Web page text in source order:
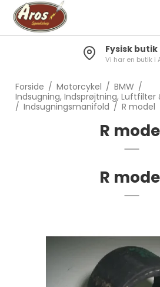
Fragt 49kr.
Gratis til pakkeshop
Forside / Motorcykel / BMW /
Indsugning, Indsprøjtning, Luftfilter
/ Indsugningsmanifold / R model
R
R